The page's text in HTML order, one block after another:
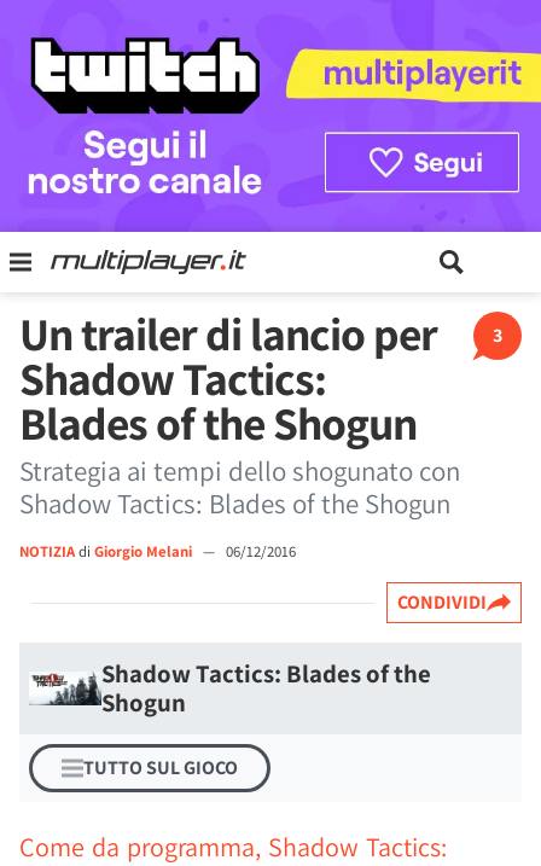
3
Un trailer di lancio per
Shadow Tactics:
Blades of the Shogun
Strategia ai tempi dello shogunato con
Shadow Tactics: Blades of the Shogun
NOTIZIAdi Giorgio Melani — 06/12/2016
CONDIVIDI
Shadow Tactics: Blades of the
Shogun
TUTTO SUL GIOCO
Come da programma, Shadow Tactics: